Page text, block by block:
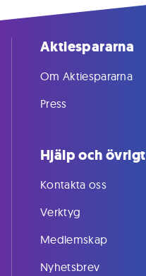
Aktiespararna
Om Aktiespararna
Press
Hjälp och övrigt
Kontakta oss
Verktyg
Medlemskap
Nyhetsbrev